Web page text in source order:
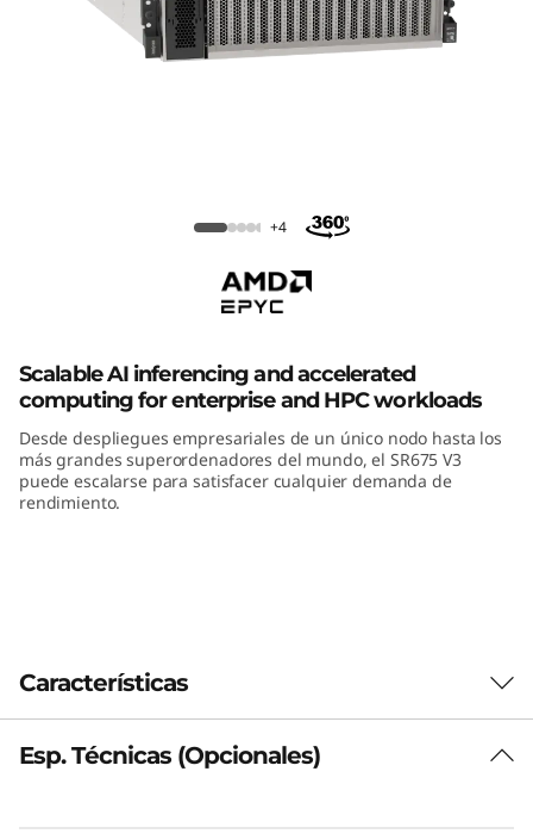
h
n
k
t
e
ThinkSystem SR675 V3 GPU
+4
Scalable AI inferencing and accelerated
computing for enterprise and HPC workloads
Desde despliegues empresariales de un único nodo hasta los
más grandes superordenadores del mundo, el SR675 V3
puede escalarse para satisfacer cualquier demanda de
rendimiento.
Características
Plataforma con elevada densidad de GPU
Esp. Técnicas (Opcionales)